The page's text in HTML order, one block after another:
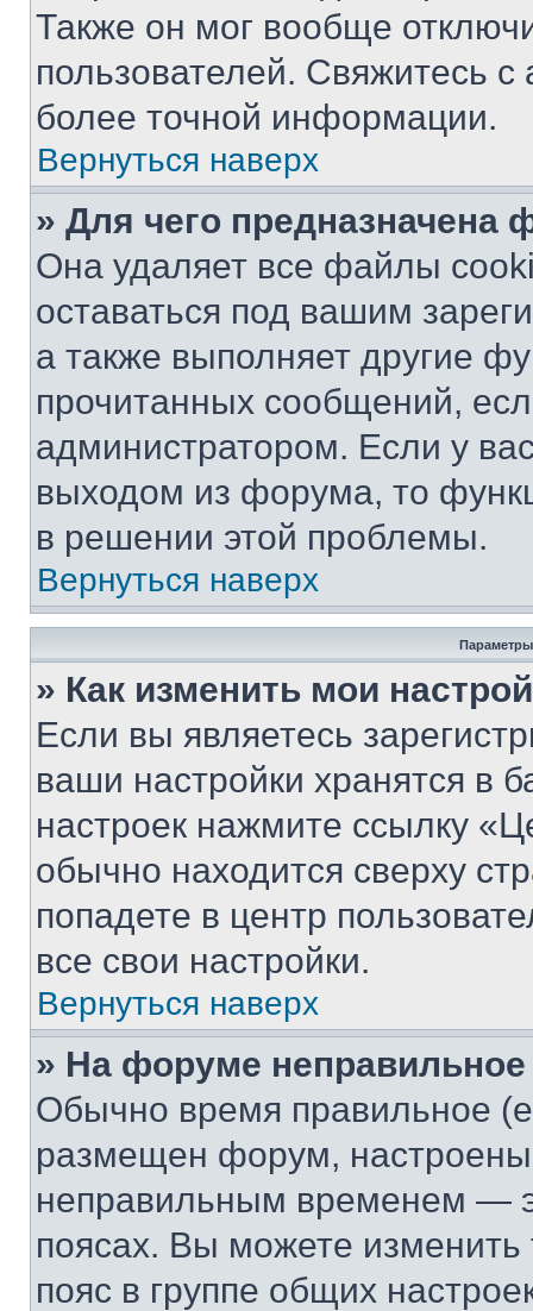
Также он мог вообще
пользователей. Свяжитесь
более точной информации.
Вернуться наверх
» Для чего предназначена
Она удаляет все файлы
оставаться под вашим
а также выполняет другие
прочитанных сообщений,
администратором. Если у
выходом из форума, то
в решении этой проблемы.
Вернуться наверх
Параметры
» Как изменить мои
Если вы являетесь
ваши настройки хранятся в
настроек нажмите ссылку
обычно находится сверху
попадете в центр
все свои настройки.
Вернуться наверх
» На форуме
Обычно время правильное
размещен форум, настроены
неправильным временем —
поясах. Вы можете изменить
пояс в группе общих